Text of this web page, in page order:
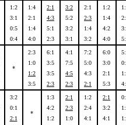
1:2
3:1
0:5
0:4
1:4
2:1
1:4
4:0
2:1
4:3
5:1
2:3
3:2
5:2
3:2
3:1
2:1
2:3
1:4
3:2
1:2
1:4
4:2
4:0
*
2:3
1:0
1:2
3:5
6:1
3:5
3:5
2:3
4:1
7:5
4:5
2:3
7:2
5:0
4:3
2:1
6:0
3:0
2:1
5:3
3:2
0:1
2:1
*
1:3
4:2
1:2
2:1
2:3
1:0
1:2
2:4
4:1
2:1
3:2
4:1